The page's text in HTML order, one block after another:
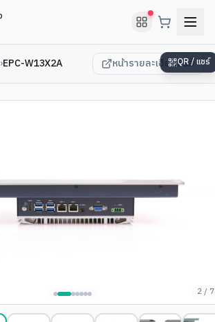
›EPC-W13X2A หน้ารายละเอียดซีรีส์
2/ 7
QR / แชร์